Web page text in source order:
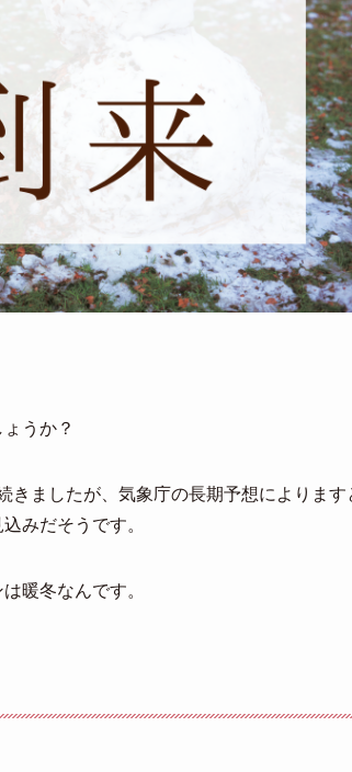
うか？
きましたが、気象庁の長期予想によりま
みだそうです。
暖冬なんです。